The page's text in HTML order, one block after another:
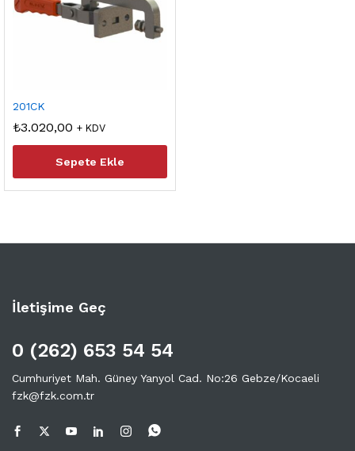
201CK
₺3.020,00 + KDV
Sepete Ekle
İletişime Geç
0 (262) 653 54 54
Cumhuriyet Mah. Güney Yanyol Cad. No:26 Gebze/Kocaeli
fzk@fzk.com.tr